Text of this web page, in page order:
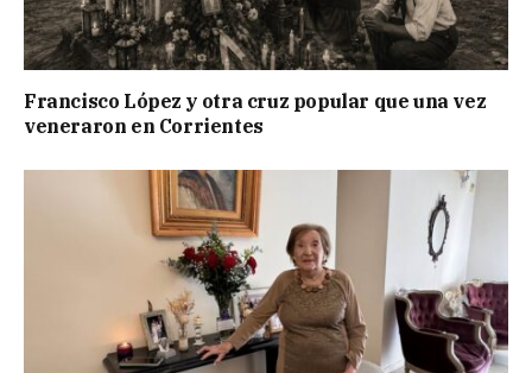
Francisco López y otra cruz popular que una vez
veneraron en Corrientes